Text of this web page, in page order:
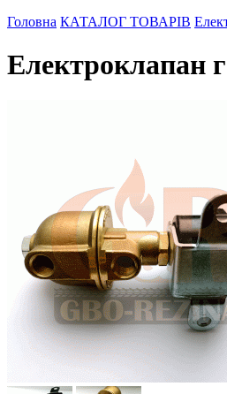
Головна КАТАЛОГ ТОВАРІВ
Електроклапан